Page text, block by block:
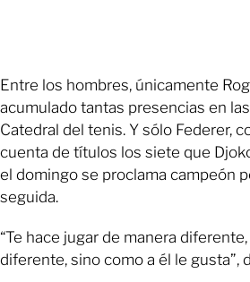
Entre los hombres, únicamente
acumulado tantas presencias en
Catedral del tenis. Y sólo Federer,
cuenta de títulos los siete que
el domingo se proclama campeón
seguida.
“Te hace jugar de manera
diferente, sino como a él le gusta”,